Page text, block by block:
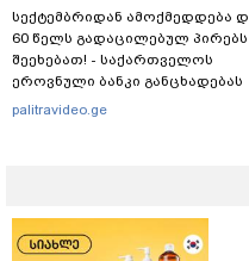
სექტემბრიდან ამოქმედდება
60 წელს გადაცილებულ პირებს
შეეხებათ! - საქართველოს
ეროვნული ბანკი განცხადებას
ავრცელებს
palitravideo.ge